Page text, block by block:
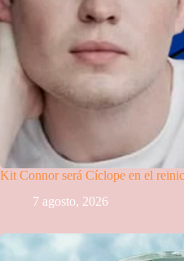
Kit Connor será Cíclope en el
7 agosto, 2026